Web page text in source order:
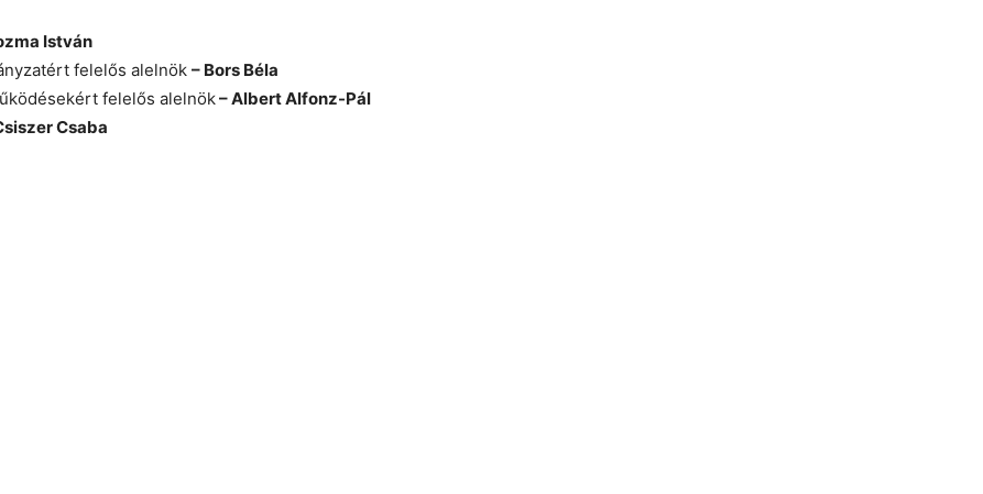
István
felelős alelnök – Bors Béla
felelős alelnök– Albert Alfonz-Pál
Csaba